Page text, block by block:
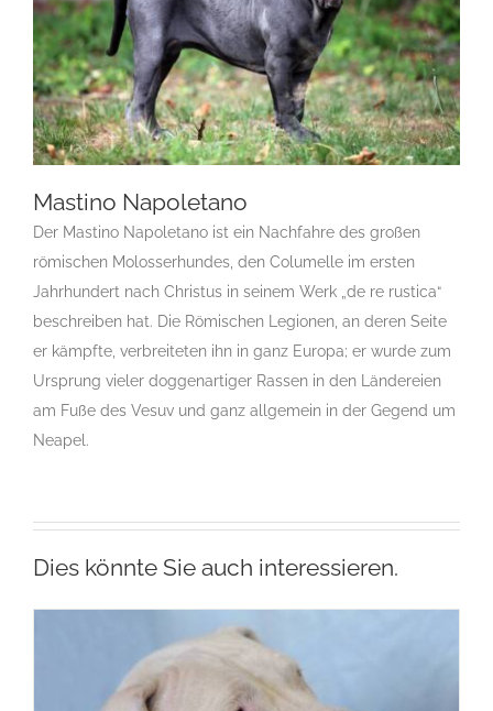
Mastino Napoletano
Gruppe 2 Gruppe 2-Sektion 2
Gruppe 2-Sektion 2-Mastino
bis Z
Mastino Napoletano
Der Mastino Napoletano ist ein Nachfahre des großen
römischen Molosserhundes, den Columelle im ersten
Jahrhundert nach Christus in seinem Werk „de re rustica“
beschreiben hat. Die Römischen Legionen, an deren Seite
er kämpfte, verbreiteten ihn in ganz Europa; er wurde zum
Ursprung vieler doggenartiger Rassen in den Ländereien
am Fuße des Vesuv und ganz allgemein in der Gegend um
Neapel.
Dies könnte Sie auch interessieren.